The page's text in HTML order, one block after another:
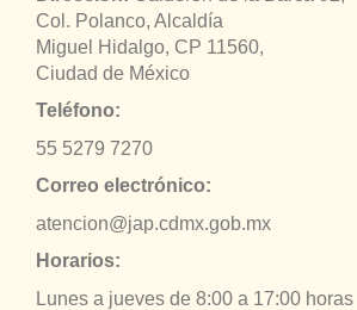
Col. Polanco, Alcaldía
Miguel Hidalgo, CP 11560,
Ciudad de México
Teléfono:
55 5279 7270
Correo electrónico:
atencion@jap.cdmx.gob.mx
Horarios:
Lunes a jueves de 8:00 a 17:00 horas